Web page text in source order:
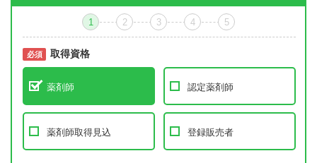
1 2 3 4 5
必須 取得資格
薬剤師 認定薬剤師
薬剤師取得見込 登録販売者